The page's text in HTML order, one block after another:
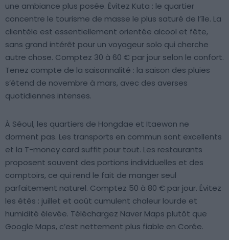
une ambiance plus posée. Évitez Kuta : le quartier
concentre le tourisme de masse le plus saturé de l’île. La
clientèle est essentiellement orientée alcool et fête,
sans grand intérêt pour un voyageur solo qui cherche
autre chose. Comptez 30 à 60 € par jour selon le confort.
Tenez compte de la saisonnalité : la saison des pluies
s’étend de novembre à mars, avec des averses
quotidiennes intenses.
À Séoul, les quartiers de Hongdae et Itaewon ne
dorment pas. Les transports en commun sont excellents
et la T-money card suffit pour tout. Les restaurants
proposent souvent des portions individuelles et des
comptoirs, ce qui rend le fait de manger seul
parfaitement naturel. Comptez 50 à 80 € par jour. Évitez
les étés : juillet et août cumulent chaleur lourde et
humidité élevée. Téléchargez Naver Maps plutôt que
Google Maps, c’est nettement plus fiable en Corée.